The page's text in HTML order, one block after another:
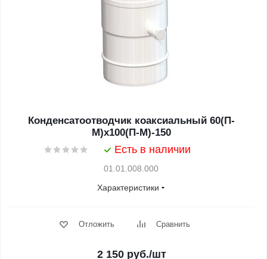
Конденсатоотводчик коаксиальный 60(П-
М)х100(П-М)-150
Есть в наличии
01.01.008.000
Характеристики
Отложить Сравнить
2 150руб./шт